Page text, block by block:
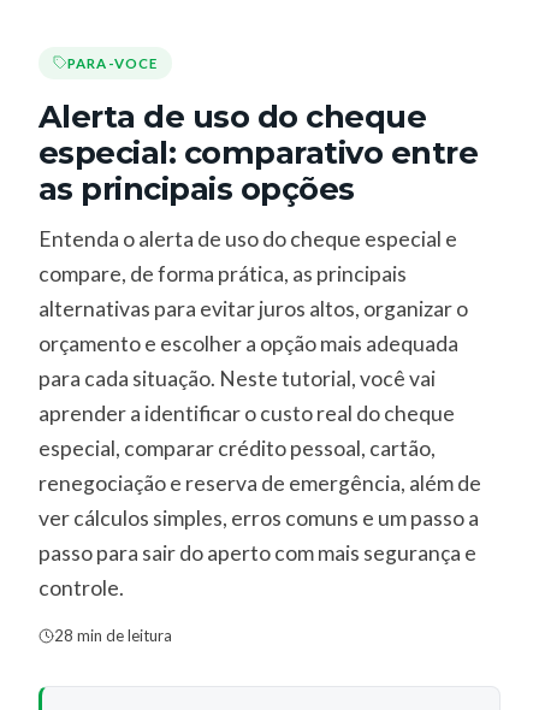
PARA-VOCE
Alerta de uso do cheque
especial: comparativo entre
as principais opções
Entenda o alerta de uso do cheque especial e
compare, de forma prática, as principais
alternativas para evitar juros altos, organizar o
orçamento e escolher a opção mais adequada
para cada situação. Neste tutorial, você vai
aprender a identificar o custo real do cheque
especial, comparar crédito pessoal, cartão,
renegociação e reserva de emergência, além de
ver cálculos simples, erros comuns e um passo a
passo para sair do aperto com mais segurança e
controle.
28 min de leitura